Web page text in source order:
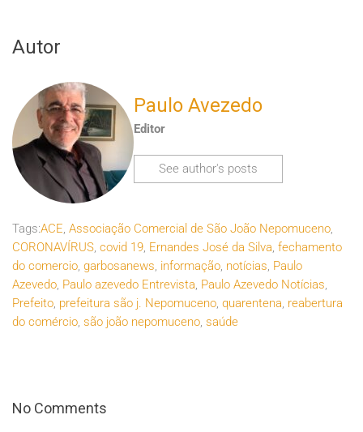
Autor
Paulo Avezedo
Editor
See author's posts
Tags:ACE, Associação Comercial de São João Nepomuceno,
CORONAVÍRUS, covid 19, Ernandes José da Silva, fechamento
do comercio, garbosanews, informação, notícias, Paulo
Azevedo, Paulo azevedo Entrevista, Paulo Azevedo Notícias,
Prefeito, prefeitura são j. Nepomuceno, quarentena, reabertura
do comércio, são joão nepomuceno, saúde
No Comments